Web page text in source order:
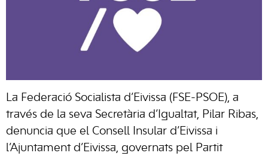
La Federació Socialista d’Eivissa (FSE-PSOE), a
través de la seva Secretària d’Igualtat, Pilar Ribas,
denuncia que el Consell Insular d’Eivissa i
l’Ajuntament d’Eivissa, governats pel Partit